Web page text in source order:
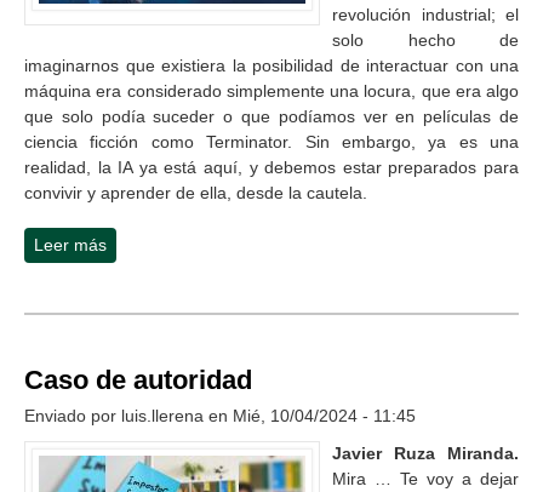
revolución industrial; el
solo hecho de
imaginarnos que existiera la posibilidad de interactuar con una
máquina era considerado simplemente una locura, que era algo
que solo podía suceder o que podíamos ver en películas de
ciencia ficción como Terminator. Sin embargo, ya es una
realidad, la IA ya está aquí, y debemos estar preparados para
convivir y aprender de ella, desde la cautela.
Leer más
Caso de autoridad
Enviado por luis.llerena en Mié, 10/04/2024 - 11:45
Javier Ruza Miranda.
Mira … Te voy a dejar